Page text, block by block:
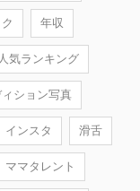
年収
人気ランキング
ション写真
インスタ 滑舌
ママタレント